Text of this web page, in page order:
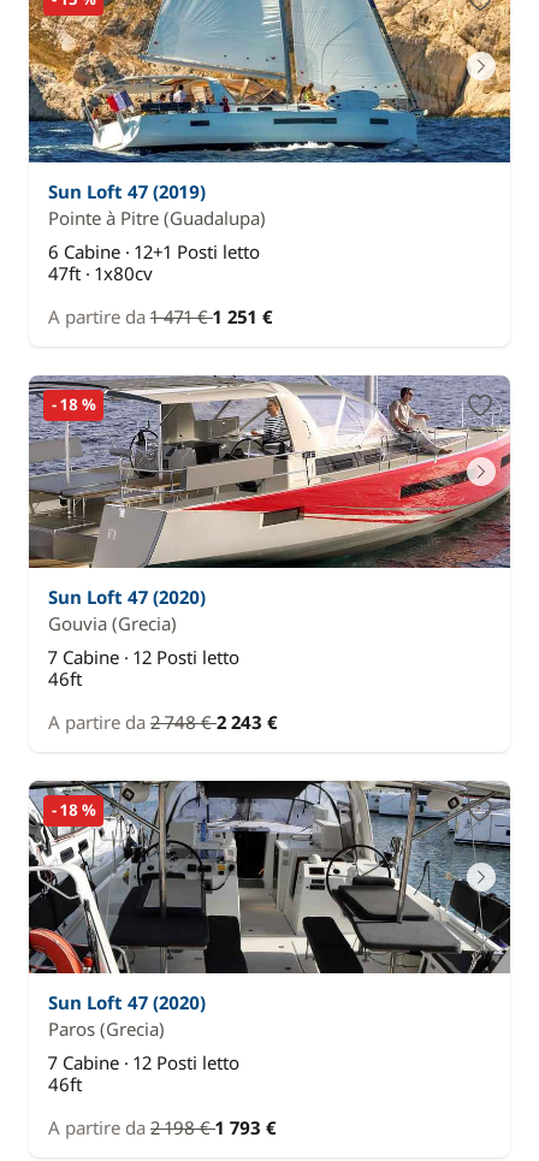
Sun Loft 47 (2019)
Pointe à Pitre (Guadalupa)
6 Cabine · 12+1 Posti letto
47ft · 1x80cv
A partire da 1 471 €1 251 €
- 18 %
Sun Loft 47 (2020)
Gouvia (Grecia)
7 Cabine · 12 Posti letto
46ft
A partire da 2 748 €2 243 €
- 18 %
Sun Loft 47 (2020)
Paros (Grecia)
7 Cabine · 12 Posti letto
46ft
A partire da 2 198 €1 793 €